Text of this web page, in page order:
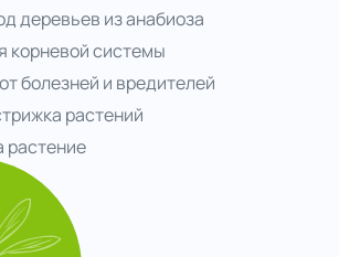
деревьев из анабиоза
корневой системы
болезней и вредителей
растений
растение